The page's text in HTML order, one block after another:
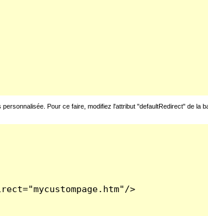
Pour ce faire, modifiez l'attribut "defaultRedirect" de
>